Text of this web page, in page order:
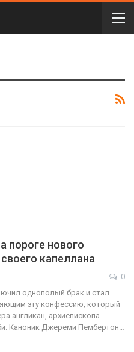
пороге нового
капеллана
0
однополый брак и стал
эту конфессию, который
англикан, архиепископа
Каноник Джереми Пембертон…